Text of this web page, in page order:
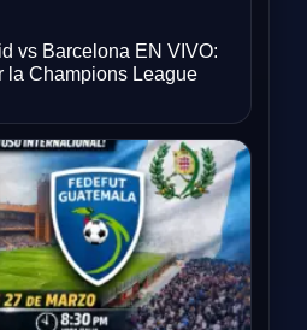
vs Barcelona EN VIVO:
la Champions League